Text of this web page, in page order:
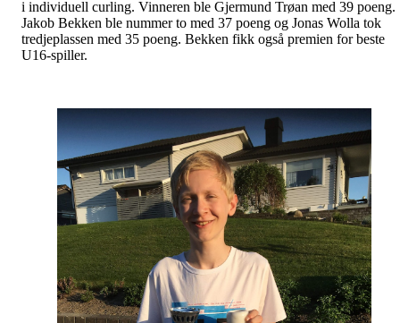
i individuell curling. Vinneren ble Gjermund Trøan med 39 poeng.
Jakob Bekken ble nummer to med 37 poeng og Jonas Wolla tok
tredjeplassen med 35 poeng. Bekken fikk også premien for beste
U16-spiller.